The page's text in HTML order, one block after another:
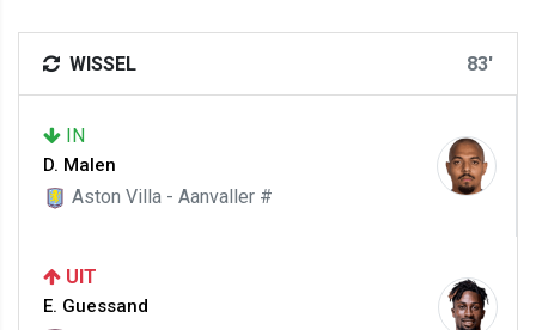
WISSEL 83'
IN
D. Malen
Aston Villa - Aanvaller #
UIT
E. Guessand